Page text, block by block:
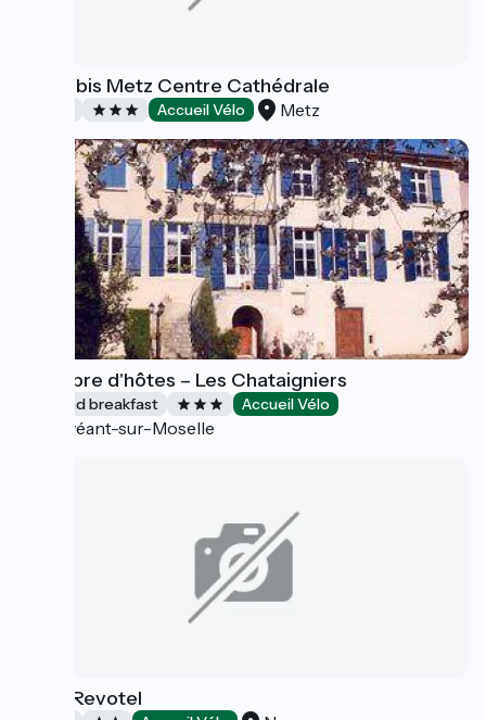
Hôtel Ibis Metz Centre Cathédrale
Accueil Vélo Metz
Chambre d'hôtes – Les Chataigniers
Bed and breakfast Accueil Vélo
Novéant-sur-Moselle
Hôtel Revotel